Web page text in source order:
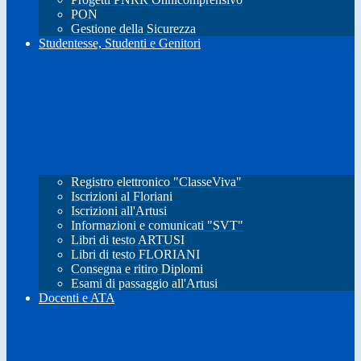
PON
Gestione della Sicurezza
Studentesse, Studenti e Genitori
Registro elettronico "ClasseViva"
Iscrizioni al Floriani
Iscrizioni all'Artusi
Informazioni e comunicati "SVT"
Libri di testo ARTUSI
Libri di testo FLORIANI
Consegna e ritiro Diplomi
Esami di passaggio all'Artusi
Docenti e ATA